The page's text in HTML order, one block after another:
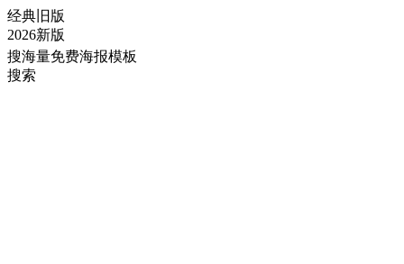
经典旧版
2026新版
搜海量免费海报模板
搜索